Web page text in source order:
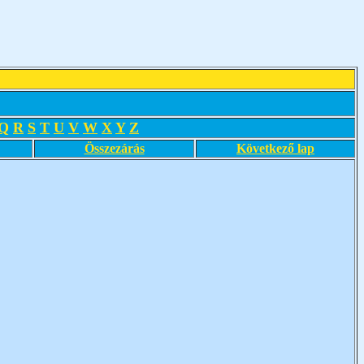
R S T U V W X Y Z
Összezárás Következő lap